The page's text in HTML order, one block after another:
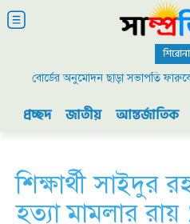
বোর্ডের অনুমোদন ছাড়া সভাপতি
প্রচ্ছদ জাতীয় আন্তর্জাতিক
শিক্ষার্থী সাইদুর
হত্যা মামলার রায়